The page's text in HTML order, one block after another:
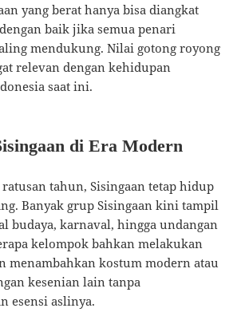
yang berat hanya bisa diangkat
baik jika semua penari
mendukung. Nilai gotong royong
relevan dengan kehidupan
saat ini.
di Era Modern
tahun, Sisingaan tetap hidup
Banyak grup Sisingaan kini tampil
budaya, karnaval, hingga undangan
kelompok bahkan melakukan
menambahkan kostum modern atau
kesenian lain tanpa
esensi aslinya.